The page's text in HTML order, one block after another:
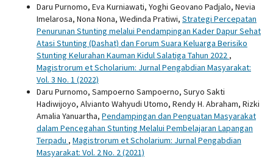
Daru Purnomo, Eva Kurniawati, Yoghi Geovano Padjalo, Nevia
Imelarosa, Nona Nona, Wedinda Pratiwi, Strategi Percepatan
Penurunan Stunting melalui Pendampingan Kader Dapur Sehat
Atasi Stunting (Dashat) dan Forum Suara Keluarga Berisiko
Stunting Kelurahan Kauman Kidul Salatiga Tahun 2022 ,
Magistrorum et Scholarium: Jurnal Pengabdian Masyarakat:
Vol. 3 No. 1 (2022)
Daru Purnomo, Sampoerno Sampoerno, Suryo Sakti
Hadiwijoyo, Alvianto Wahyudi Utomo, Rendy H. Abraham, Rizki
Amalia Yanuartha, Pendampingan dan Penguatan Masyarakat
dalam Pencegahan Stunting Melalui Pembelajaran Lapangan
Terpadu , Magistrorum et Scholarium: Jurnal Pengabdian
Masyarakat: Vol. 2 No. 2 (2021)